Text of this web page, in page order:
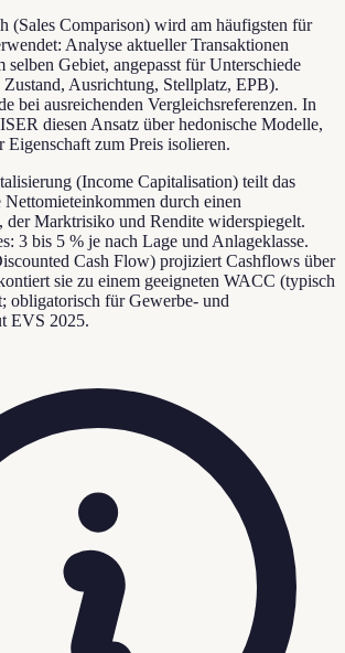
(Sales Comparison) wird am häufigsten für
Analyse aktueller Transaktionen
Gebiet, angepasst für Unterschiede
Ausrichtung, Stellplatz, EPB).
bei ausreichenden Vergleichsreferenzen. In
diesen Ansatz über hedonische Modelle,
Eigenschaft zum Preis isolieren.
(Income Capitalisation) teilt das
durch einen
der Marktrisiko und Rendite widerspiegelt.
3 bis 5 % je nach Lage und Anlageklasse.
Cash Flow) projiziert Cashflows über
sie zu einem geeigneten WACC (typisch
obligatorisch für Gewerbe- und
EVS 2025.